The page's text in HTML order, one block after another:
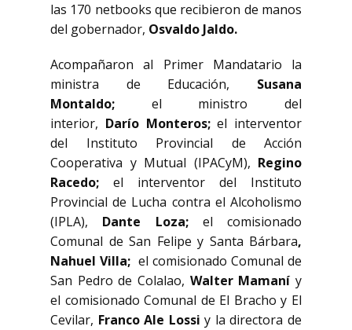
las 170 netbooks que recibieron de manos
del gobernador, Osvaldo Jaldo.
Acompañaron al Primer Mandatario la
ministra de Educación, Susana
Montaldo; el ministro del
interior, Darío Monteros;el interventor
del Instituto Provincial de Acción
Cooperativa y Mutual (IPACyM), Regino
Racedo; el interventor del Instituto
Provincial de Lucha contra el Alcoholismo
(IPLA), Dante Loza; el comisionado
Comunal de San Felipe y Santa Bárbara,
Nahuel Villa; el comisionado Comunal de
San Pedro de Colalao, Walter Mamaní y
el comisionado Comunal de El Bracho y El
Cevilar, Franco Ale Lossi y la directora de